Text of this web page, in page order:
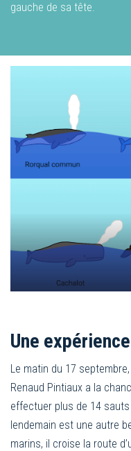
gauche de sa tête.
Une
Le matin du 17
Renaud Pintiaux a la
effectuer plus de 14
lendemain est une autre
marins, il croise la route